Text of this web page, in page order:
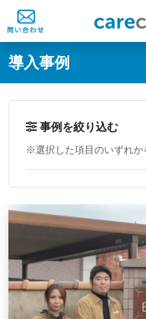
@ -0,0 +1,60 @@
導入事例
事例を絞り込む
※選択した項目のいずれか